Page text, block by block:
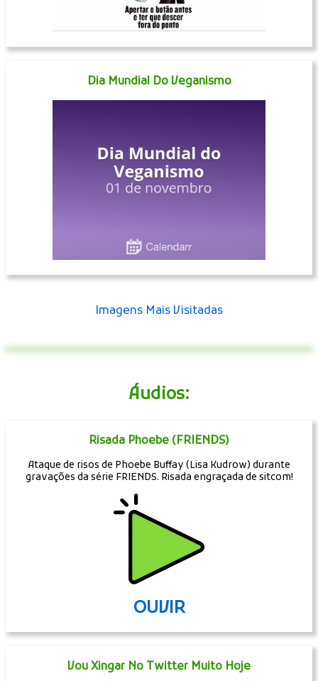
Dia Mundial Do Veganismo
Imagens Mais Visitadas
Áudios:
Risada Phoebe (FRIENDS)
Ataque de risos de Phoebe Buffay (Lisa Kudrow) durante
gravações da série FRIENDS. Risada engraçada de sitcom!
OUVIR
Vou Xingar No Twitter Muito Hoje